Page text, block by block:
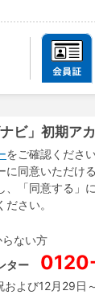
ビ」初期ア
をご確認ください
に同意いただけ
、「同意する」
さい。
ない方
ター
よび12月29日